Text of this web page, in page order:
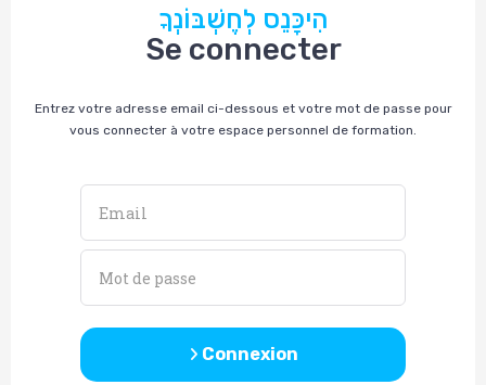
הִיכָּנֵס לְחֶשְׁבּוֹנְךָ
Se connecter
Entrez votre adresse email ci-dessous et votre mot de passe pour
vous connecter à votre espace personnel de formation.
Connexion